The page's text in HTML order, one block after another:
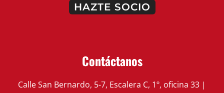
HAZTE SOCIO
Contáctanos
Calle San Bernardo, 5-7, Escalera C, 1º, oficina 33 |